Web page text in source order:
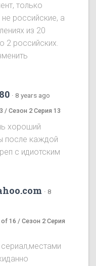
только
российские, а
из 20
2 российских.
· 8 years ago
/ Сезон 2 Серия 13
хороший
после каждой
с идиотским
· 8
16 / Сезон 2 Серия